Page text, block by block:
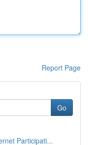
Report Page
Go
Participati...